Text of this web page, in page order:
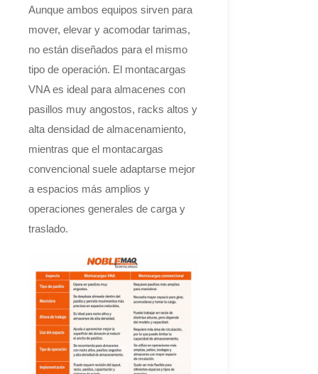
Aunque ambos equipos sirven para
mover, elevar y acomodar tarimas,
no están diseñados para el mismo
tipo de operación. El montacargas
VNA es ideal para almacenes con
pasillos muy angostos, racks altos y
alta densidad de almacenamiento,
mientras que el montacargas
convencional suele adaptarse mejor
a espacios más amplios y
operaciones generales de carga y
traslado.